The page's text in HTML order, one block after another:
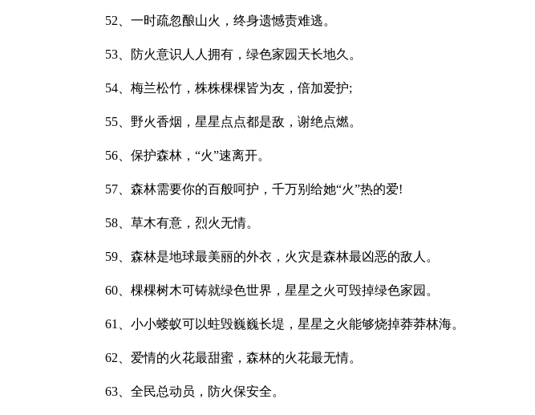
52、一时疏忽酿山火，终身遗憾责难逃。
53、防火意识人人拥有，绿色家园天长地久。
54、梅兰松竹，株株棵棵皆为友，倍加爱护;
55、野火香烟，星星点点都是敌，谢绝点燃。
56、保护森林，“火”速离开。
57、森林需要你的百般呵护，千万别给她“火”热的爱!
58、草木有意，烈火无情。
59、森林是地球最美丽的外衣，火灾是森林最凶恶的敌人。
60、棵棵树木可铸就绿色世界，星星之火可毁掉绿色家园。
61、小小蝼蚁可以蛀毁巍巍长堤，星星之火能够烧掉莽莽林海。
62、爱情的火花最甜蜜，森林的火花最无情。
63、全民总动员，防火保安全。